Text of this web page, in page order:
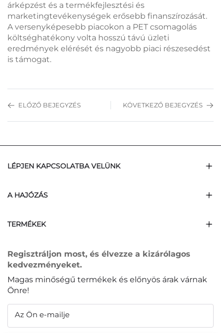
árképzést és a termékfejlesztési és
marketingtevékenységek erősebb finanszírozását.
A versenyképesebb piacokon a PET csomagolás
költséghatékony volta hosszú távú üzleti
eredmények elérését és nagyobb piaci részesedést
is támogat.
ELŐZŐ BEJEGYZÉS KÖVETKEZŐ BEJEGYZÉS
LÉPJEN KAPCSOLATBA VELÜNK
A HAJÓZÁS
TERMÉKEK
Regisztráljon most, és élvezze a kizárólagos
kedvezményeket.
Magas minőségű termékek és előnyös árak várnak
Önre!
Az Ön e-mailje